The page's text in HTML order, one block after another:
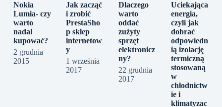
Nokia
Lumia- czy
warto
nadal
kupować?
2 grudnia
2015
Jak zacząć
i zrobić
PrestaSho
p sklep
internetow
y
1 września
2017
Dlaczego
warto
oddać
zużyty
sprzęt
elektronicz
ny?
22 grudnia
2017
Uciekająca
energia,
czyli jak
dobrać
odpowiedn
ią izolację
termiczną
stosowaną
w
chłodnictw
ie i
klimatyzac